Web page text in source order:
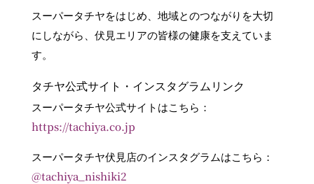
スーパータチヤをはじめ、地域とのつながりを大切
にしながら、伏見エリアの皆様の健康を支えていま
す。
タチヤ公式サイト・インスタグラムリンク
スーパータチヤ公式サイトはこちら：
https://tachiya.co.jp
スーパータチヤ伏見店のインスタグラムはこちら：
@tachiya_nishiki2